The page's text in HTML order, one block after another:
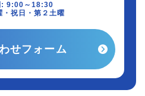
: 9:00～18:30
・祝日・第２土曜
せフォーム